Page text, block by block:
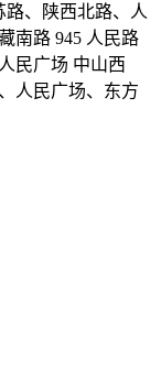
路、陕西北路、人
南路 945 人民路
民广场 中山西
人民广场、东方